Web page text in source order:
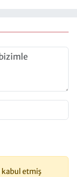
kabul etmiş